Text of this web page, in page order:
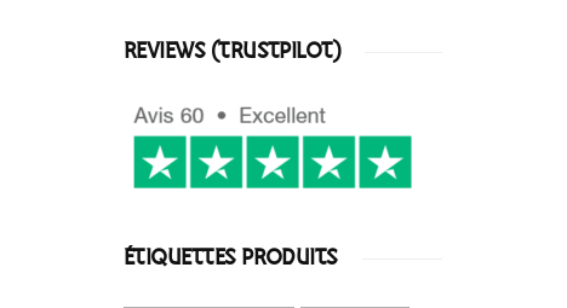
REVIEWS (TRUSTPILOT)
ÉTIQUETTES PRODUITS